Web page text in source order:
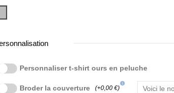
Personnaliser t-shirt ours en peluche
Broder la couverture (+0,00 €)
info